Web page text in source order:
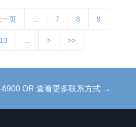
一页 7 8 9
13 > >>
OR 查看更多联系方式 →